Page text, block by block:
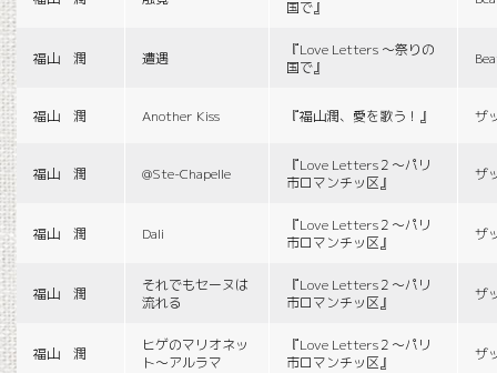
国で』
福山 潤 遭遇
『Love Letters 〜祭りの
国で』
福山 潤 Another Kiss 『福山潤、愛を歌う！』 ザ
福山 潤 @Ste-Chapelle
『Love Letters２〜パリ
市ロマンチッ区』
ザ
福山 潤 Dali
『Love Letters２〜パリ
市ロマンチッ区』
ザ
福山 潤
それでもセーヌは
流れる
『Love Letters２〜パリ
市ロマンチッ区』
ザ
福山 潤
ヒゲのマリオネッ
ト〜アルラマ
『Love Letters２〜パリ
市ロマンチッ区』
ザ